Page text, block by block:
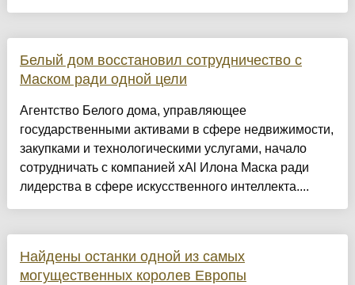
Белый дом восстановил сотрудничество с
Маском ради одной цели
Агентство Белого дома, управляющее
государственными активами в сфере недвижимости,
закупками и технологическими услугами, начало
сотрудничать с компанией xAl Илона Маска ради
лидерства в сфере искусственного интеллекта....
Найдены останки одной из самых
могущественных королев Европы